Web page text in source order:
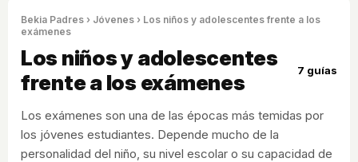
Bekia Padres › Jóvenes › Los niños y adolescentes frente a los
exámenes
Los niños y adolescentes
frente a los exámenes
7 guías
Los exámenes son una de las épocas más temidas por
los jóvenes estudiantes. Depende mucho de la
personalidad del niño, su nivel escolar o su capacidad de